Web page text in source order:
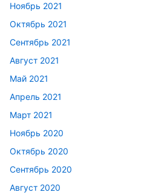
Ноябрь 2021
Октябрь 2021
Сентябрь 2021
Август 2021
Май 2021
Апрель 2021
Март 2021
Ноябрь 2020
Октябрь 2020
Сентябрь 2020
Август 2020